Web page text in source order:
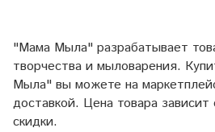
"Мама Мыла" разрабатывает
творчества и мыловарения.
Мыла" вы можете на
доставкой. Цена товара
скидки.